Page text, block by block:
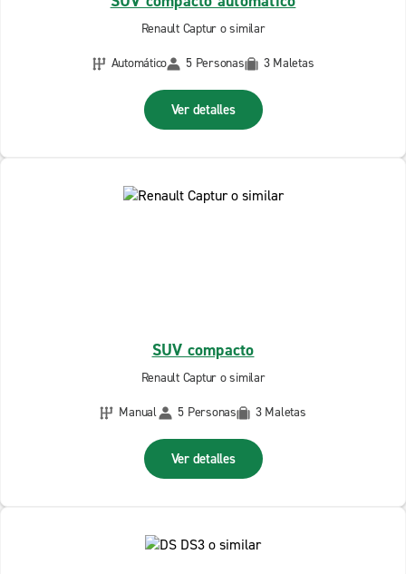
Renault Captur o similar
Automático
5 Personas 3 Maletas
Ver detalles
SUV compacto
Renault Captur o similar
Manual
5 Personas 3 Maletas
Ver detalles